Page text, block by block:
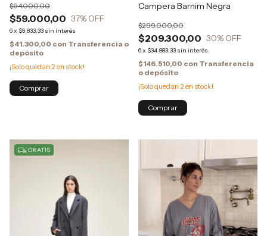
$59.000,00
$94.000,00
37% OFF
6x $9.833,33 sin interés
$41.300,00 con Transferencia o
depósito
¡Solo quedan 2 en stock!
Campera Barnim Negra
$209.300,00
$299.000,00
30% OFF
6x $34.883,33 sin interés
$146.510,00 con Transferencia
o depósito
¡Solo quedan 2en stock!
Comprar
GRATIS